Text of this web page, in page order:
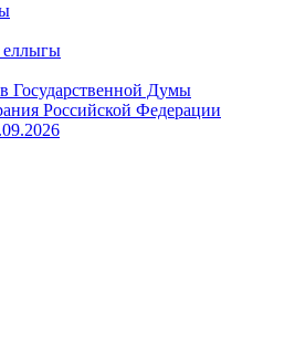
Государственной Думы
Российской Федерации